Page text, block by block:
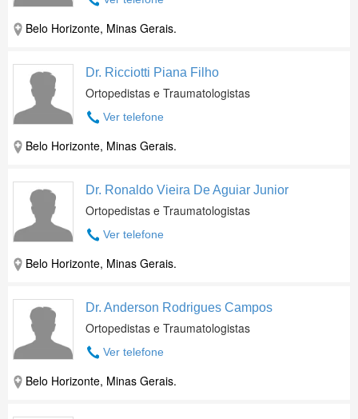
Belo Horizonte, Minas Gerais.
Dr. Ricciotti Piana Filho
Ortopedistas e Traumatologistas
Ver telefone
Belo Horizonte, Minas Gerais.
Dr. Ronaldo Vieira De Aguiar Junior
Ortopedistas e Traumatologistas
Ver telefone
Belo Horizonte, Minas Gerais.
Dr. Anderson Rodrigues Campos
Ortopedistas e Traumatologistas
Ver telefone
Belo Horizonte, Minas Gerais.